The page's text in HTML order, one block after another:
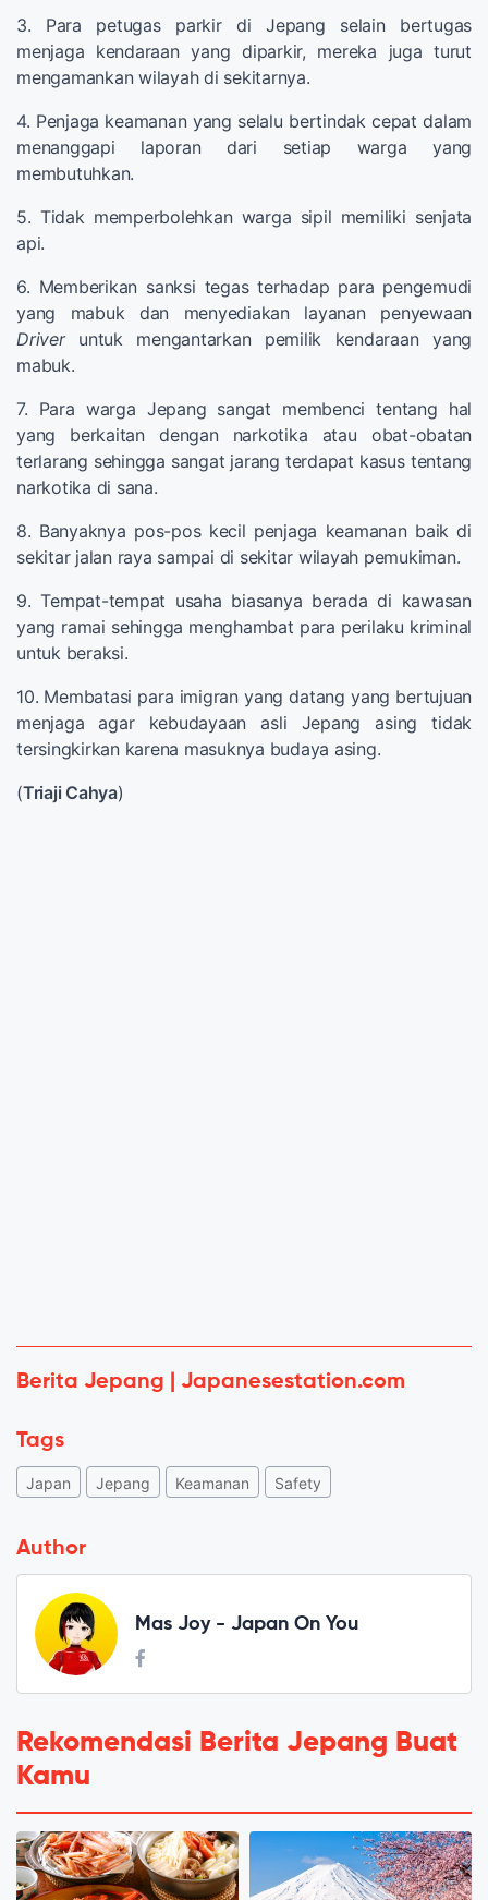
3. Para petugas parkir di Jepang selain bertugas
menjaga kendaraan yang diparkir, mereka juga turut
mengamankan wilayah di sekitarnya.
4. Penjaga keamanan yang selalu bertindak cepat dalam
menanggapi laporan dari setiap warga yang
membutuhkan.
5. Tidak memperbolehkan warga sipil memiliki senjata
api.
6. Memberikan sanksi tegas terhadap para pengemudi
yang mabuk dan menyediakan layanan penyewaan
Driveruntuk mengantarkan pemilik kendaraan yang
mabuk.
7. Para warga Jepang sangat membenci tentang hal
yang berkaitan dengan narkotika atau obat-obatan
terlarang sehingga sangat jarang terdapat kasus tentang
narkotika di sana.
8. Banyaknya pos-pos kecil penjaga keamanan baik di
sekitar jalan raya sampai di sekitar wilayah pemukiman.
9. Tempat-tempat usaha biasanya berada di kawasan
yang ramai sehingga menghambat para perilaku kriminal
untuk beraksi.
10. Membatasi para imigran yang datang yang bertujuan
menjaga agar kebudayaan asli Jepang asing tidak
tersingkirkan karena masuknya budaya asing.
(Triaji Cahya)
Berita Jepang | Japanesestation.com
Tags
Japan Jepang Keamanan Safety
Author
Mas Joy - Japan On You
Rekomendasi Berita Jepang Buat
Kamu